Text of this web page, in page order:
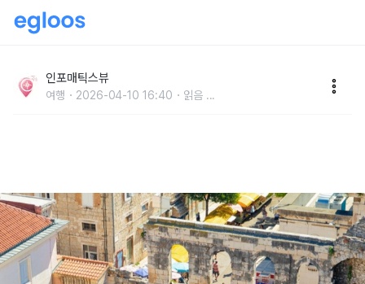
스플리트 가볼 만한 곳 5
인포매틱스뷰
여행 2026-04-10 16:40 읽음 ...